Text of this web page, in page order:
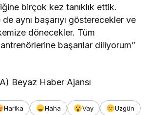
birçok kez tanıklık ettik.
aynı başarıyı gösterecekler ve
dönecekler. Tüm
başarılar diliyorum”
Beyaz Haber Ajansı
Harika Haha Vay
Üzgün